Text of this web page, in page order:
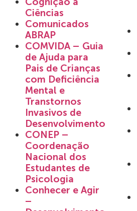
Ciências
Comunicados
ABRAP
COMVIDA – Guia
de Ajuda para
Pais de Crianças
com Deficiência
Mental e
Transtornos
Invasivos de
Desenvolvimento
CONEP –
Coordenação
Nacional dos
Estudantes de
Psicologia
Conhecer e Agir
–